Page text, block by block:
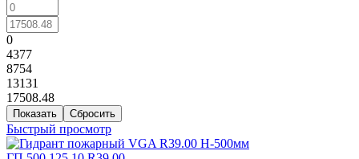
0
4377
8754
13131
17508.48
Быстрый просмотр